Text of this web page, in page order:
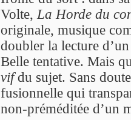
Volte, La Horde du
originale, musique
doubler la lecture
Belle tentative. Mais
vifdu sujet. Sans
fusionnelle qui
non-préméditée d’un